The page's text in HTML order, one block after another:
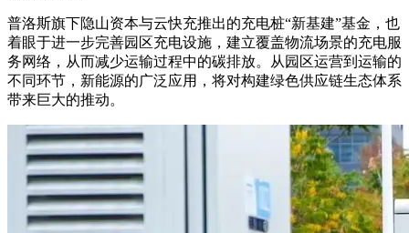
普洛斯旗下隐山资本与云快充推出的充电桩“新基建”基金，也
着眼于进一步完善园区充电设施，建立覆盖物流场景的充电服
务网络，从而减少运输过程中的碳排放。从园区运营到运输的
不同环节，新能源的广泛应用，将对构建绿色供应链生态体系
带来巨大的推动。